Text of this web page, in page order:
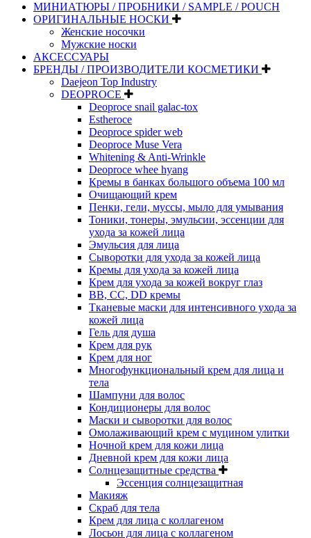
МИНИАТЮРЫ / ПРОБНИКИ / SAMPLE / POUCH
ОРИГИНАЛЬНЫЕ НОСКИ
Женские носочки
Мужские носки
АКСЕССУАРЫ
БРЕНДЫ / ПРОИЗВОДИТЕЛИ КОСМЕТИКИ
Daejeon Top Industry
DEOPROCE
Deoproce snail galac-tox
Estheroce
Deoproce spider web
Deoproce Muse Vera
Whitening & Anti-Wrinkle
Deoproce whee hyang
Кремы в банках большого объема 100 мл
Очищающий крем
Пенки, гели, муссы, мыло для умывания
Тоники, тонеры, эмульсии, эссенции для
ухода за кожей лица
Эмульсия для лица
Сыворотки для ухода за кожей лица
Кремы для ухода за кожей лица
Крем для ухода за кожей вокруг глаз
BB, CC, DD кремы
Тканевые маски для интенсивного ухода за
кожей лица
Гель для душа
Крем для рук
Крем для ног
Многофункциональный крем для лица и
тела
Шампуни для волос
Кондиционеры для волос
Маски и сыворотки для волос
Омолаживающий крем с муцином улитки
Ночной крем для кожи лица
Дневной крем для кожи лица
Солнцезащитные средства
Эссенция солнцезащитная
Макияж
Скраб для тела
Крем для лица с коллагеном
Лосьон для лица с коллагеном